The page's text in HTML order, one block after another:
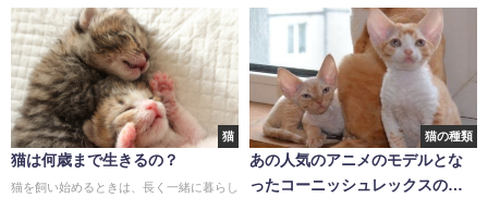
猫
猫は何歳まで生きるの？
猫を飼い始めるときは、長く一緒に暮らし
猫の種類
あの人気のアニメのモデルとな
ったコーニッシュレックスの魅